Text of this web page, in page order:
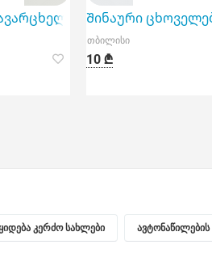
M-Pets Rubeaz 11, 5x7,
Შინაური
თბილისი
10 ₾
კერძო სახლები ავტონაწილების